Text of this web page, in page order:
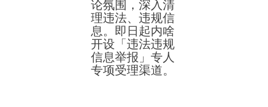
论氛围，深入清
理违法、违规信
息。即日起内啥
开设「违法违规
信息举报」专人
专项受理渠道。